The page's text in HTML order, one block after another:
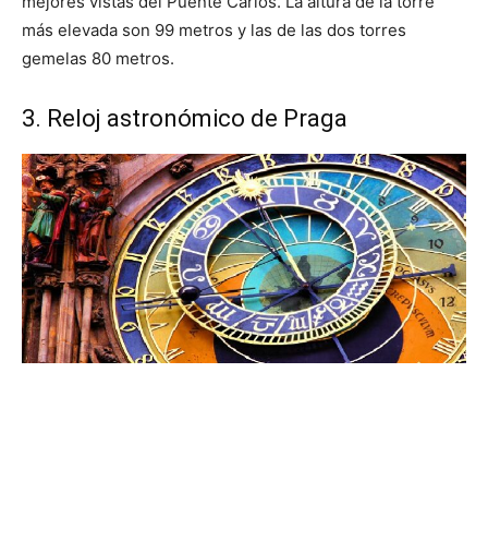
más elevada son 99 metros y las de las dos torres
gemelas 80 metros.
3. Reloj astronómico de Praga